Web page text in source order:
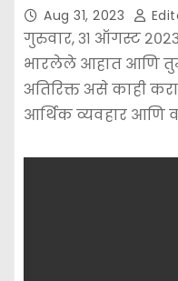
Aug 31, 2023
गुरुवार, ३१ ऑगस्ट
भारलेले आहात आणि
अतिरिक्त असे काही
आर्थिक व्यवहार आणि